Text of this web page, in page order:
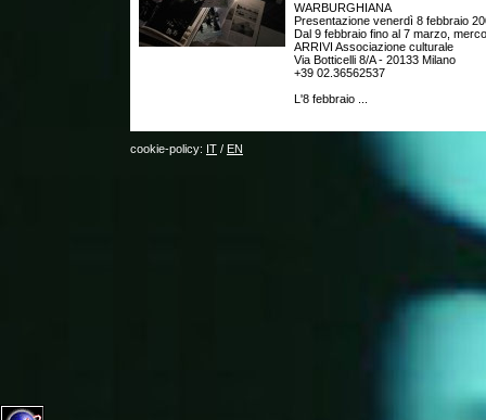
WARBURGHIANA
Presentazione venerdì 8 febbraio
Dal 9 febbraio fino al 7 marzo,
ARRIVI Associazione culturale
Via Botticelli 8/A - 20133 Milano
+39 02.36562537
L'8 febbraio ...
cookie-policy: IT / EN